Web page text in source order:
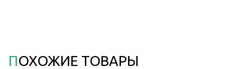
ПОХОЖИЕ ТОВАРЫ